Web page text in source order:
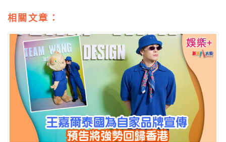
相關文章：